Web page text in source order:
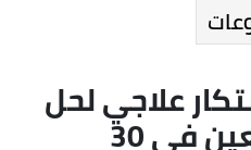
علاجي لحل
مشكلة جفاف العين في 30